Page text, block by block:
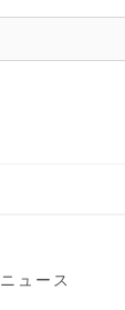
ニュース